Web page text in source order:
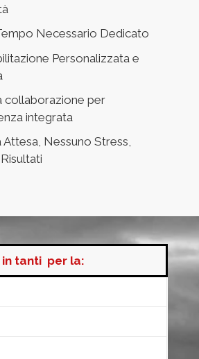
Necessario Dedicato
Personalizzata e
collaborazione per
integrata
Attesa, Nessuno Stress,
in tanti per la: